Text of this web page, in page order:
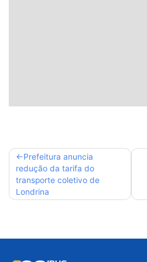
Navegação
de
Post
Prefeitura anuncia
redução da tarifa do
transporte coletivo de
Londrina